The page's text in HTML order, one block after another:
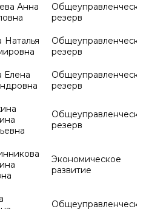
Анна
Общеуправленческий
резерв
Наталья
Общеуправленческий
резерв
Елена
Общеуправленческий
резерв
Общеуправленческий
резерв
Экономическое
развитие
Общеуправленческий